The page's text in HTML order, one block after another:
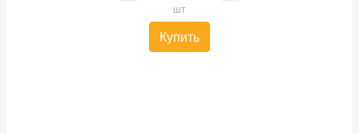
шт
Купить